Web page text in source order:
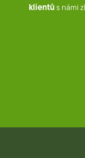
klientůs námi